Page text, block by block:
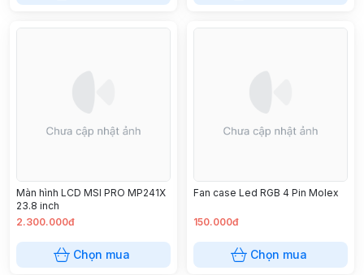
Màn hình LCD MSI PRO MP241X
23.8 inch
2.300.000đ
Chọn mua
Fan case Led RGB 4 Pin Molex
150.000đ
Chọn mua